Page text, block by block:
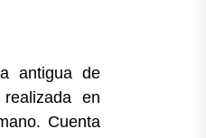
antigua de
en
Cuenta